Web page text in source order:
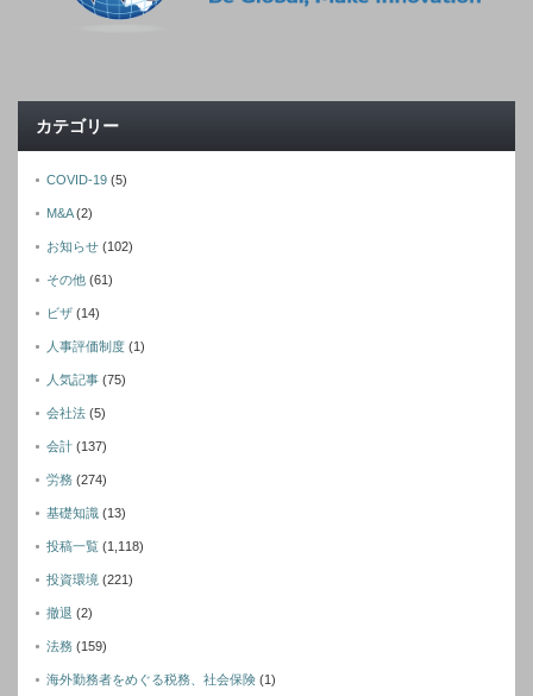
カテゴリー
COVID-19 (5)
M&A(2)
お知らせ (102)
その他 (61)
ビザ (14)
人事評価制度 (1)
人気記事 (75)
会社法 (5)
会計 (137)
労務 (274)
基礎知識 (13)
投稿一覧 (1,118)
投資環境 (221)
撤退 (2)
法務 (159)
海外勤務者をめぐる税務、社会保険 (1)